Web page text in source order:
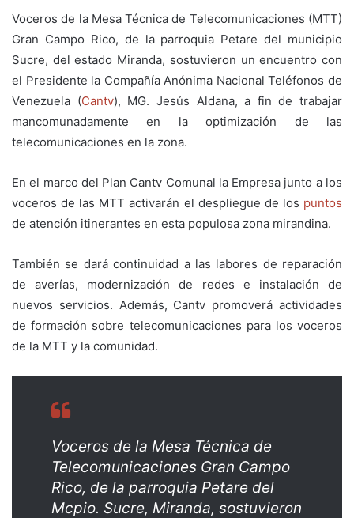
Voceros de la Mesa Técnica de Telecomunicaciones (MTT)
Gran Campo Rico, de la parroquia Petare del municipio
Sucre, del estado Miranda, sostuvieron un encuentro con
el Presidente la Compañía Anónima Nacional Teléfonos de
Venezuela (Cantv), MG. Jesús Aldana, a fin de trabajar
mancomunadamente en la optimización de las
telecomunicaciones en la zona.
En el marco del Plan Cantv Comunal la Empresa junto a los
voceros de las MTT activarán el despliegue de los puntos
de atención itinerantes en esta populosa zona mirandina.
También se dará continuidad a las labores de reparación
de averías, modernización de redes e instalación de
nuevos servicios. Además, Cantv promoverá actividades
de formación sobre telecomunicaciones para los voceros
de la MTT y la comunidad.
Voceros de la Mesa Técnica de
Telecomunicaciones Gran Campo
Rico, de la parroquia Petare del
Mcpio. Sucre, Miranda, sostuvieron